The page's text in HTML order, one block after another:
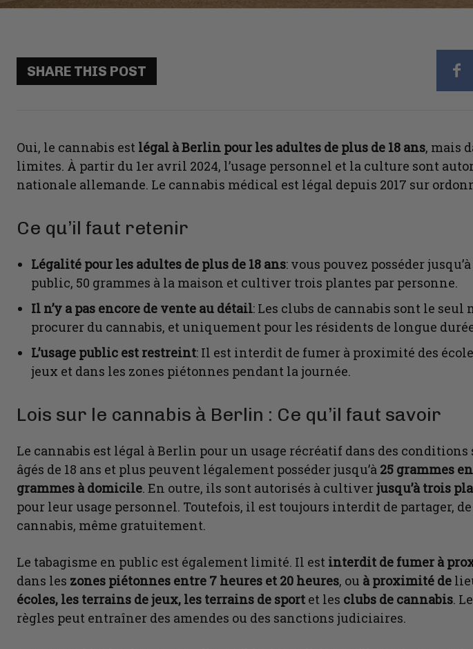
SHARE THIS POST
Oui, le cannabis est légal à Berlin pour les adultes de plus de 18 ans, mais
limites. À partir du 1er avril 2024, l’usage personnel et la culture sont
nationale allemande. Le cannabis médical est légal depuis 2017 sur
Ce qu’il faut retenir
Légalité pour les adultes de plus de 18 ans: vous pouvez posséder
public, 50 grammes à la maison et cultiver trois plantes par personne.
Il n’y a pas encore de vente au détail: Les clubs de cannabis sont le seul
procurer du cannabis, et uniquement pour les résidents de longue
L’usage public est restreint: Il est interdit de fumer à proximité des
jeux et dans les zones piétonnes pendant la journée.
Lois sur le cannabis à Berlin : Ce qu’il faut savoir
Le cannabis est légal à Berlin pour un usage récréatif dans des conditions
âgés de 18 ans et plus peuvent légalement posséder jusqu’à 25 grammes
grammes à domicile. En outre, ils sont autorisés à cultiverjusqu’à trois
pour leur usage personnel. Toutefois, il est toujours interdit de partager,
cannabis, même gratuitement.
Le tabagisme en public est également limité. Il est interdit de fumer à
dans les zones piétonnes entre 7 heures et 20 heures, ou à proximité de
écoles, les terrains de jeux, les terrains de sport et les clubs de cannabis.
règles peut entraîner des amendes ou des sanctions judiciaires.